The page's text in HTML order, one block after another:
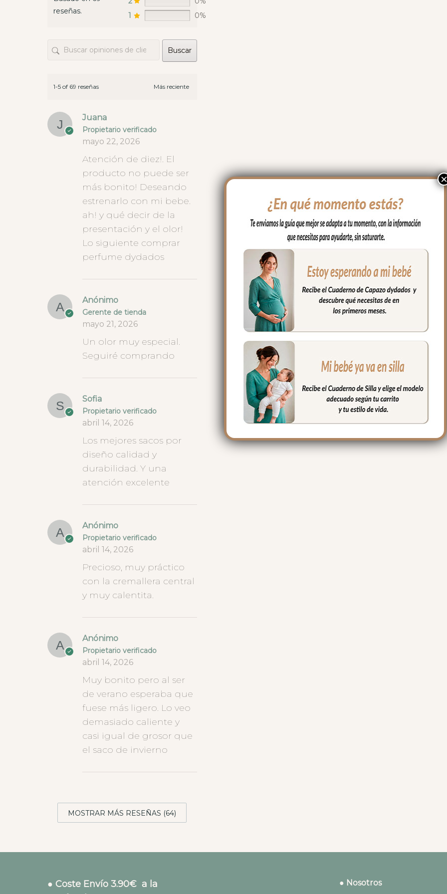
un sábado por la tarde,
enviando fotos y vídeos de
reseñas.
1
0%
Buscar
1-5 of 69 reseñas
Juana
Propietario verificado
mayo 22, 2026
Atención de diez!. El
producto no puede ser
más bonito! Deseando
estrenarlo con mi bebe.
ah! y qué decir de la
presentación y el olor!
Lo siguiente comprar
perfume dydados
Anónimo
Gerente de tienda
mayo 21, 2026
Un olor muy especial.
Seguiré comprando
Sofia
Propietario verificado
abril 14, 2026
Los mejores sacos por
diseño calidad y
durabilidad. Y una
atención excelente
Anónimo
Propietario verificado
abril 14, 2026
Precioso, muy práctico
con la cremallera central
y muy calentita.
Anónimo
Propietario verificado
abril 14, 2026
Muy bonito pero al ser
de verano esperaba que
fuese más ligero. Lo veo
demasiado caliente y
casi igual de grosor que
el saco de invierno
MOSTRAR MÁS RESEÑAS (64)
● Coste Envío 3.90€ a la
● Nosotros
×